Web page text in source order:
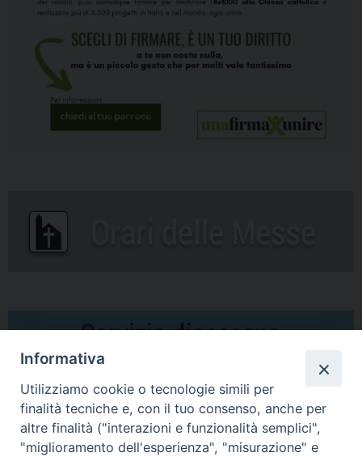
Comunicati Stampa
Informativa
Utilizziamo cookie o tecnologie simili per
finalità tecniche e, con il tuo consenso, anche per
altre finalità ("interazioni e funzionalità semplici",
"miglioramento dell'esperienza", "misurazione" e